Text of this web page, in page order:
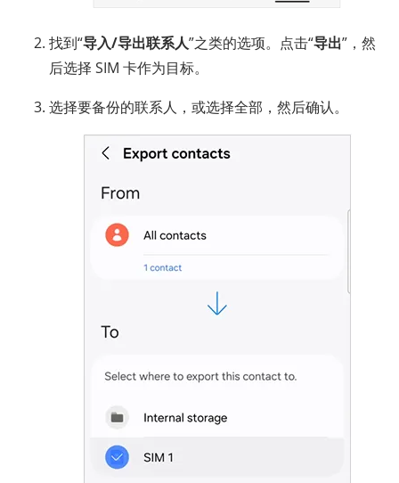
找到“导入/导出联系人”之类的选项。点击“导出”，然
后选择 SIM 卡作为目标。
选择要备份的联系人，或选择全部，然后确认。